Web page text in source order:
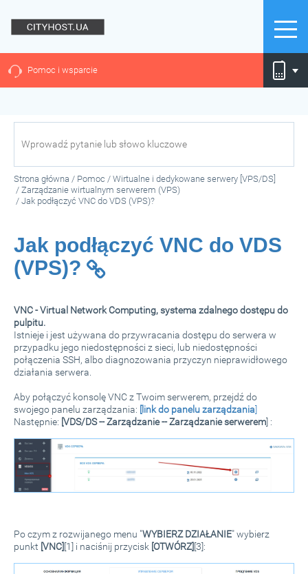
Pomoc i wsparcie
Strona główna / Pomoc / Wirtualne i dedykowane serwery [VPS/DS]
/ Zarządzanie wirtualnym serwerem (VPS)
/ Jak podłączyć VNC do VDS (VPS)?
Jak podłączyć VNC do VDS
(VPS)?
VNC -Virtual Network Computing, systema zdalnego dostępu do
pulpitu.
Istnieje i jest używana do przywracania dostępu do serwera w
przypadku jego niedostępności z sieci, lub niedostępności
połączenia SSH, albo diagnozowania przyczyn nieprawidłowego
działania serwera.
Aby połączyć konsolę VNC z Twoim serwerem, przejdź do
swojego panelu zarządzania: [link do panelu zarządzania]
Następnie: [VDS/DS -- Zarządzanie -- Zarządzanie serwerem] :
Po czym z rozwijanego menu "WYBIERZ DZIAŁANIE" wybierz
punkt [VNC][1] i naciśnij przycisk [OTWÓRZ][3]: